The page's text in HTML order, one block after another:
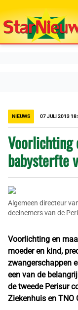
NIEUWS 07 JULI 2013
Voorlichting
babysterfte
Algemeen directeur
deelnemers van de
Voorlichting en
moeder en kind,
zwangerschappen
een van de
de tweede Perisur
Ziekenhuis en TNO